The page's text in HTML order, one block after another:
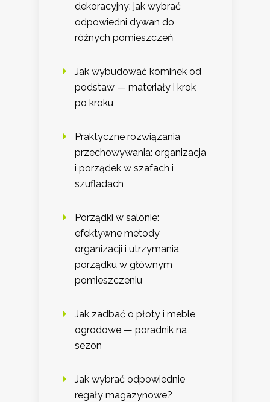
dekoracyjny: jak wybrać
odpowiedni dywan do
różnych pomieszczeń
Jak wybudować kominek od
podstaw — materiały i krok
po kroku
Praktyczne rozwiązania
przechowywania: organizacja
i porządek w szafach i
szufladach
Porządki w salonie:
efektywne metody
organizacji i utrzymania
porządku w głównym
pomieszczeniu
Jak zadbać o płoty i meble
ogrodowe — poradnik na
sezon
Jak wybrać odpowiednie
regały magazynowe?